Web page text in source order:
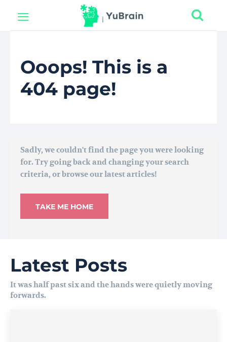
Ooops! This is a
404 page!
Sadly, we couldn't find the page you were looking
for. Try going back and changing your search
criteria, or browse our latest articles!
TAKE ME HOME
Latest Posts
It was half past six and the hands were quietly moving
forwards.